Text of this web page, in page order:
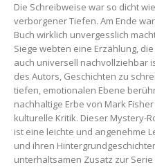
Die Schreibweise war so dicht
verborgener Tiefen. Am Ende
Buch wirklich unvergesslich
Siege webten eine Erzählung,
auch universell nachvollziehbar
des Autors, Geschichten zu
tiefen, emotionalen Ebene
nachhaltige Erbe von Mark
kulturelle Kritik. Dieser Mystery-
ist eine leichte und angenehme
und ihren
unterhaltsamen Zusatz zur Serie